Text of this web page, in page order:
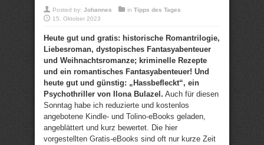
Posted by: Johannes in Tipps des Tages
15. Oktober 2023
Heute gut und gratis: historische Romantrilogie,
Liebesroman, dystopisches Fantasyabenteuer
und Weihnachtsromanze; kriminelle Rezepte
und ein romantisches Fantasyabenteuer! Und
heute gut und günstig: „Hassbefleckt“, ein
Psychothriller von Ilona Bulazel. Auch für diesen
Sonntag habe ich reduzierte und kostenlos
angebotene Kindle- und Tolino-eBooks geladen,
angeblättert und kurz bewertet. Die hier
vorgestellten Gratis-eBooks sind oft nur kurze Zeit